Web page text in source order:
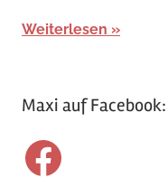
Weiterlesen
Maxi auf Facebook:
Facebook